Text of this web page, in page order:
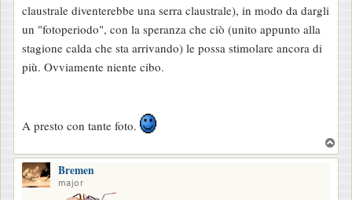
claustrale diventerebbe una serra claustrale), in modo da dargli
un "fotoperiodo", con la speranza che ciò (unito appunto alla
stagione calda che sta arrivando) le possa stimolare ancora di
più. Ovviamente niente cibo.
A presto con tante foto.
o
Bremen
major